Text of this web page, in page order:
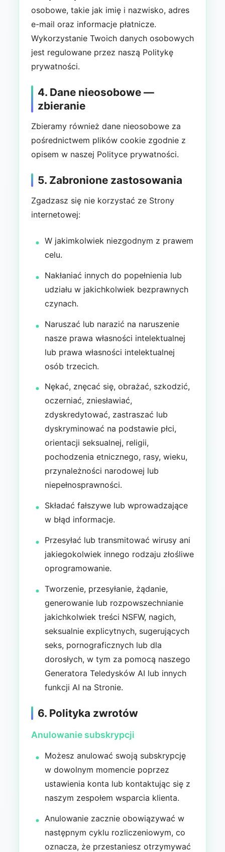
osobowe, takie jak imię i nazwisko, adres
e-mail oraz informacje płatnicze.
Wykorzystanie Twoich danych osobowych
jest regulowane przez naszą Politykę
prywatności.
4. Dane nieosobowe —
zbieranie
Zbieramy również dane nieosobowe za
pośrednictwem plików cookie zgodnie z
opisem w naszej Polityce prywatności.
5. Zabronione zastosowania
Zgadzasz się nie korzystać ze Strony
internetowej:
W jakimkolwiek niezgodnym z prawem
celu.
Nakłaniać innych do popełnienia lub
udziału w jakichkolwiek bezprawnych
czynach.
Naruszać lub narazić na naruszenie
nasze prawa własności intelektualnej
lub prawa własności intelektualnej
osób trzecich.
Nękać, znęcać się, obrażać, szkodzić,
oczerniać, zniesławiać,
zdyskredytować, zastraszać lub
dyskryminować na podstawie płci,
orientacji seksualnej, religii,
pochodzenia etnicznego, rasy, wieku,
przynależności narodowej lub
niepełnosprawności.
Składać fałszywe lub wprowadzające
w błąd informacje.
Przesyłać lub transmitować wirusy ani
jakiegokolwiek innego rodzaju złośliwe
oprogramowanie.
Tworzenie, przesyłanie, żądanie,
generowanie lub rozpowszechnianie
jakichkolwiek treści NSFW, nagich,
seksualnie explicytnych, sugerujących
seks, pornograficznych lub dla
dorosłych, w tym za pomocą naszego
Generatora Teledysków AI lub innych
funkcji AI na Stronie.
6. Polityka zwrotów
Anulowanie subskrypcji
Możesz anulować swoją subskrypcję
w dowolnym momencie poprzez
ustawienia konta lub kontaktując się z
naszym zespołem wsparcia klienta.
Anulowanie zacznie obowiązywać w
następnym cyklu rozliczeniowym, co
oznacza, że przestaniesz otrzymywać